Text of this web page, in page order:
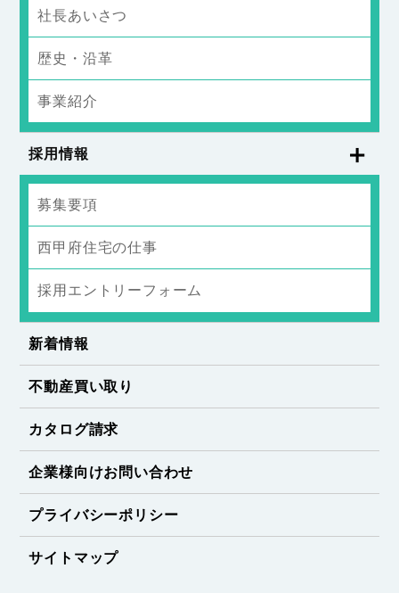
社長あいさつ
歴史・沿革
事業紹介
採用情報
募集要項
西甲府住宅の仕事
採用エントリーフォーム
新着情報
不動産買い取り
カタログ請求
企業様向けお問い合わせ
プライバシーポリシー
サイトマップ